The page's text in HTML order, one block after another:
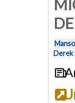
Derek